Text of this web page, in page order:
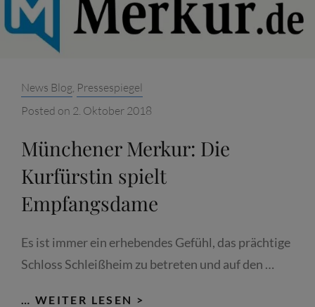
Categories:
News Blog Pressespiegel
Posted on 2. Oktober 2018
Münchener Merkur: Die
Kurfürstin spielt
Empfangsdame
Es ist immer ein erhebendes Gefühl, das prächtige
Schloss Schleißheim zu betreten und auf den …
… WEITER LESEN >